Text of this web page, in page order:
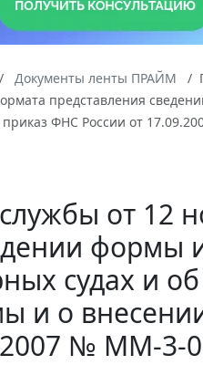
Документы ленты ПРАЙМ
представления
ФНС России от
от 12
формы
судах и
и о
№ ММ-3-